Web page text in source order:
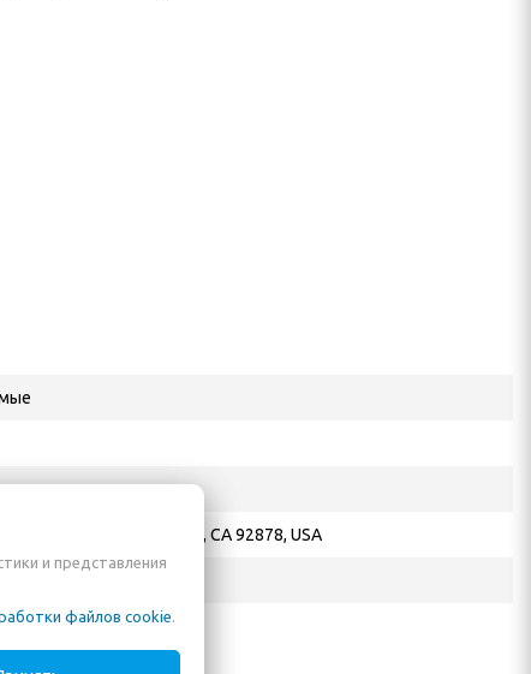
North Maple Street Corona, CA 92878, USA
и представления
файлов cookie